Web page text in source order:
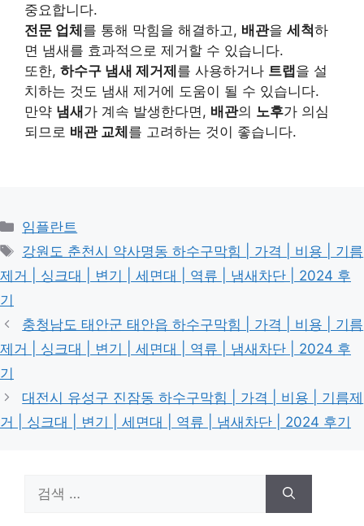
중요합니다.
전문 업체를 통해 막힘을 해결하고, 배관을 세척하
면 냄새를 효과적으로 제거할 수 있습니다.
또한, 하수구 냄새 제거제를 사용하거나 트랩을 설
치하는 것도 냄새 제거에 도움이 될 수 있습니다.
만약 냄새가 계속 발생한다면, 배관의 노후가 의심
되므로 배관 교체를 고려하는 것이 좋습니다.
카
테
고
리
임플란트
태
그
강원도 춘천시 약사명동 하수구막힘 | 가격 | 비용 | 기름
제거 | 싱크대 | 변기 | 세면대 | 역류 | 냄새차단 | 2024 후
기
충청남도 태안군 태안읍 하수구막힘 | 가격 | 비용 | 기름
제거 | 싱크대 | 변기 | 세면대 | 역류 | 냄새차단 | 2024 후
기
대전시 유성구 진잠동 하수구막힘 | 가격 | 비용 | 기름제
거 | 싱크대 | 변기 | 세면대 | 역류 | 냄새차단 | 2024 후기
색: